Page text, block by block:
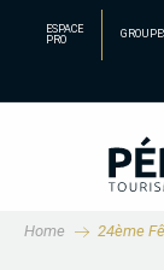
principal
ESPACE
PRO
Home 24ème